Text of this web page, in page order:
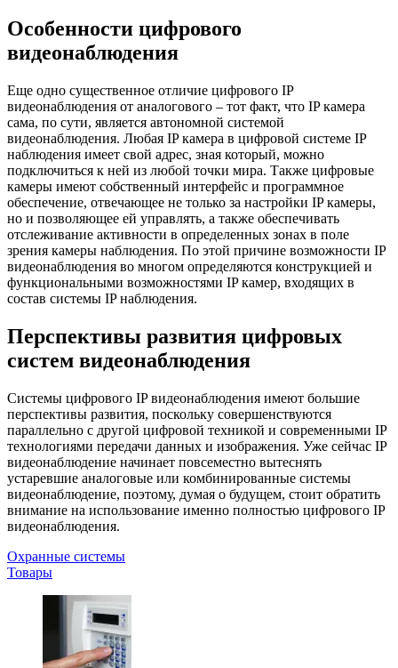
Особенности цифрового
видеонаблюдения
Еще одно существенное отличие цифрового IP
видеонаблюдения от аналогового – тот факт, что IP камера
сама, по сути, является автономной системой
видеонаблюдения. Любая IP камера в цифровой системе IP
наблюдения имеет свой адрес, зная который, можно
подключиться к ней из любой точки мира. Также цифровые
камеры имеют собственный интерфейс и программное
обеспечение, отвечающее не только за настройки IP камеры,
но и позволяющее ей управлять, а также обеспечивать
отслеживание активности в определенных зонах в поле
зрения камеры наблюдения. По этой причине возможности IP
видеонаблюдения во многом определяются конструкцией и
функциональными возможностями IP камер, входящих в
состав системы IP наблюдения.
Перспективы развития цифровых
систем видеонаблюдения
Системы цифрового IP видеонаблюдения имеют большие
перспективы развития, поскольку совершенствуются
параллельно с другой цифровой техникой и современными IP
технологиями передачи данных и изображения. Уже сейчас IP
видеонаблюдение начинает повсеместно вытеснять
устаревшие аналоговые или комбинированные системы
видеонаблюдение, поэтому, думая о будущем, стоит обратить
внимание на использование именно полностью цифрового IP
видеонаблюдения.
Охранные системы
Товары